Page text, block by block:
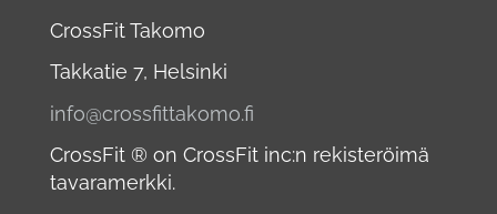
CrossFit Takomo
Takkatie 7, Helsinki
info@crossfittakomo.fi
CrossFit ® on CrossFit inc:n rekisteröimä
tavaramerkki.